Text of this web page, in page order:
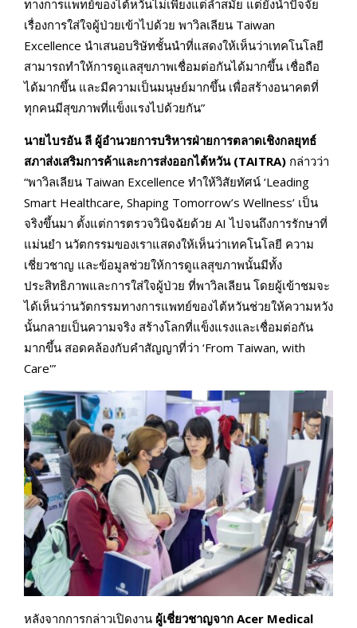
ทางการแพทย์ของไต้หวันไม่เพียงแต่ล้ำสมัย แต่ยังนำปัจจัย
เรื่องการใส่ใจผู้ป่วยเข้าไปด้วย พาวิลเลียน Taiwan
Excellence นำเสนอบริษัทชั้นนำที่แสดงให้เห็นว่าเทคโนโลยี
สามารถทำให้การดูแลสุขภาพเชื่อมต่อกันได้มากขึ้น เชื่อถือ
ได้มากขึ้น และมีความเป็นมนุษย์มากขึ้น เพื่อสร้างอนาคตที่
ทุกคนมีสุขภาพที่เเข็งแรงไปด้วยกัน”
นายไบรอัน ลี ผู้อำนวยการบริหารฝ่ายการตลาดเชิงกลยุทธ์
สภาส่งเสริมการค้าและการส่งออกไต้หวัน (TAITRA) กล่าวว่า
“พาวิลเลียน Taiwan Excellence ทำให้วิสัยทัศน์ ‘Leading
Smart Healthcare, Shaping Tomorrow’s Wellness’ เป็น
จริงขึ้นมา ตั้งแต่การตรวจวินิจฉัยด้วย AI ไปจนถึงการรักษาที่
แม่นยำ นวัตกรรมของเราแสดงให้เห็นว่าเทคโนโลยี ความ
เชี่ยวชาญ และข้อมูลช่วยให้การดูแลสุขภาพนั้นมีทั้ง
ประสิทธิภาพและการใส่ใจผู้ป่วย ที่พาวิลเลียน โดยผู้เข้าชมจะ
ได้เห็นว่านวัตกรรมทางการแพทย์ของไต้หวันช่วยให้ความหวัง
นั้นกลายเป็นความจริง สร้างโลกที่แข็งแรงและเชื่อมต่อกัน
มากขึ้น สอดคล้องกับคำสัญญาที่ว่า ‘From Taiwan, with
Care'”
หลังจากการกล่าวเปิดงาน ผู้เชี่ยวชาญจาก Acer Medical